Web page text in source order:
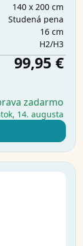
140 x 200 cm
Studená pena
16 cm
H2/H3
99,95 €
zadarmo
14. augusta